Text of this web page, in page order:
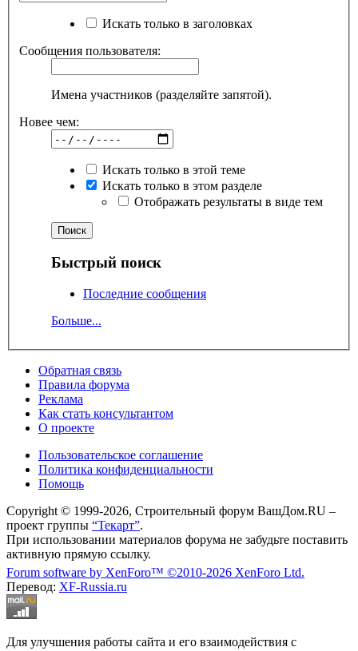
Искать только в заголовках
Сообщения пользователя:
Имена участников (разделяйте запятой).
Новее чем:
Искать только в этой теме
Искать только в этом разделе
Отображать результаты в виде тем
Быстрый поиск
Последние сообщения
Больше...
Обратная связь
Правила форума
Реклама
Как стать консультантом
О проекте
Пользовательское соглашение
Политика конфиденциальности
Помощь
Copyright © 1999-2026, Строительный форум ВашДом.RU –
проект группы “Текарт”.
При использовании материалов форума не забудьте поставить
активную прямую ссылку.
Forum software by XenForo™ ©2010-2026 XenForo Ltd.
Перевод: XF-Russia.ru
Для улучшения работы сайта и его взаимодействия с